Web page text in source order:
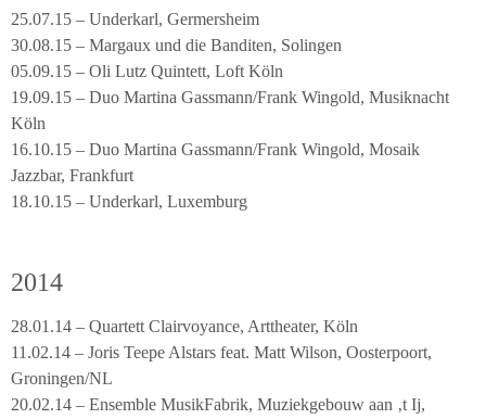
25.07.15 – Underkarl, Germersheim
30.08.15 – Margaux und die Banditen, Solingen
05.09.15 – Oli Lutz Quintett, Loft Köln
19.09.15 – Duo Martina Gassmann/Frank Wingold, Musiknacht
Köln
16.10.15 – Duo Martina Gassmann/Frank Wingold, Mosaik
Jazzbar, Frankfurt
18.10.15 – Underkarl, Luxemburg
2014
28.01.14 – Quartett Clairvoyance, Arttheater, Köln
11.02.14 – Joris Teepe Alstars feat. Matt Wilson, Oosterpoort,
Groningen/NL
20.02.14 – Ensemble MusikFabrik, Muziekgebouw aan ‚t Ij,